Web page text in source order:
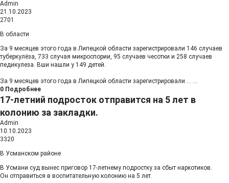
Admin
21.10.2023
2701
В области
За 9 месяцев этого года в Липецкой области зарегистрировали 146 случаев
туберкулёза, 733 случая микроспории, 95 случаев чесотки и 258 случаев
педикулеза. Вши нашли у 149 детей.
За 9 месяцев этого года в Липецкой области зарегистрировали ... ...
0 Подробнее
17-летний подросток отправится на 5 лет в
колонию за закладки.
Admin
10.10.2023
3320
В Усманском районе
В Усмани суд вынес приговор 17-летнему подростку за сбыт наркотиков.
Он отправиться в воспитательную колонию на 5 лет.